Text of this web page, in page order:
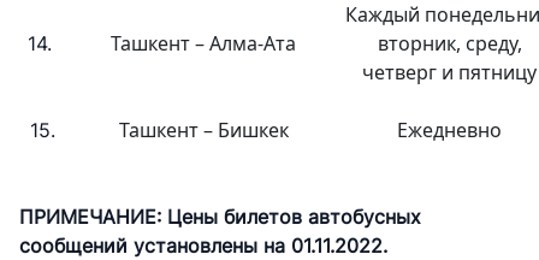
14. Ташкент – Алма-Ата
Каждый
вторник, среду,
четверг и пятницу
15. Ташкент – Бишкек Ежедневно
ПРИМЕЧАНИЕ: Цены билетов автобусных
сообщений установлены на 01.11.2022.